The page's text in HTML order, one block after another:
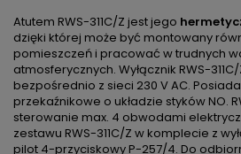
Atutem RWS-311C/Z jest jego
dzięki której może być montowany
pomieszczeń i pracować w trudnych
atmosferycznych. Wyłącznik RWS-
bezpośrednio z sieci 230 V AC.
przekaźnikowe o układzie styków NO.
sterowanie max. 4 obwodami
zestawu RWS-311C/Z w komplecie z
pilot 4-przyciskowy P-257/4. Do